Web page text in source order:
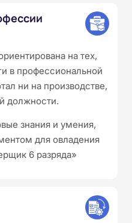
на тех,
в профессиональной
ни на производстве,
должности.
знания и умения,
для овладения
6 разряда»